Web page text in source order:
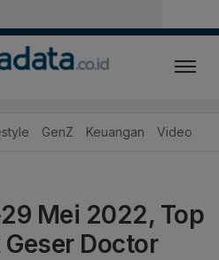
GenZ Keuangan Video
Mei 2022, Top
Doctor